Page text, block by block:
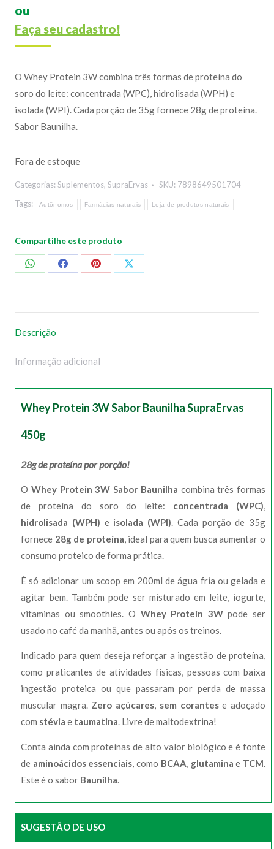
ou
Faça seu cadastro!
O Whey Protein 3W combina três formas de proteína do
soro do leite: concentrada (WPC), hidrolisada (WPH) e
isolada (WPI). Cada porção de 35g fornece 28g de proteína.
Sabor Baunilha.
Fora de estoque
Categorias: Suplementos, SupraErvas SKU: 7898649501704
Tags:
Autônomos Farmácias naturais Loja de produtos naturais
Compartilhe este produto
CompartilharCompartilharCompartilharCompartilhar
Descrição
Informação adicional
Whey Protein 3W Sabor Baunilha SupraErvas
450g
28g de proteína por porção!
O Whey Protein 3W Sabor Baunilha combina três formas
de proteína do soro do leite: concentrada (WPC),
hidrolisada (WPH) e isolada (WPI). Cada porção de 35g
fornece 28g de proteína, ideal para quem busca aumentar o
consumo proteico de forma prática.
É só adicionar um scoop em 200ml de água fria ou gelada e
agitar bem. Também pode ser misturado em leite, iogurte,
vitaminas ou smoothies. O Whey Protein 3Wpode ser
usado no café da manhã, antes ou após os treinos.
Indicado para quem deseja reforçar a ingestão de proteína,
como praticantes de atividades físicas, pessoas com baixa
ingestão proteica ou que passaram por perda de massa
muscular magra. Zero açúcares, sem corantese adoçado
com stévia e taumatina. Livre de maltodextrina!
Conta ainda com proteínas de alto valor biológico e é fonte
de aminoácidos essenciais, como BCAA, glutamina e TCM.
Este é o sabor Baunilha.
SUGESTÃO DE USO